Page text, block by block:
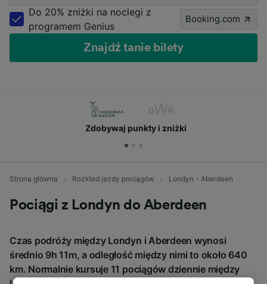
Do 20% zniżki na noclegi z
programem Genius
Booking.com
Znajdź tanie bilety
Zdobywaj punkty i zniżki
Strona główna Rozkład jazdy pociągów Londyn - Aberdeen
Pociągi z Londyn do Aberdeen
Czas podróży między Londyn i Aberdeen wynosi
średnio 9h 11m, a odległość między nimi to około 640
km. Normalnie kursuje 11 pociągów dziennie między